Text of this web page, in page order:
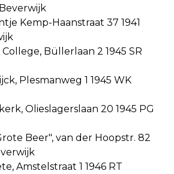
Beverwijk
Kemp-Haanstraat 37 1941
Büllerlaan 2 1945 SR
Plesmanweg 1 1945 WK
Olieslagerslaan 20 1945 PG
Beer", van der Hoopstr. 82
Amstelstraat 1 1946 RT